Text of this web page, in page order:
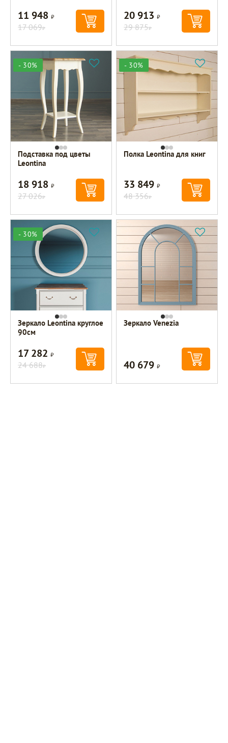
11 948Р
17 069Р
20 913Р
29 875Р
- 30%
Подставка под цветы
Leontina
18 918Р
27 026Р
- 30%
Полка Leontina для книг
33 849Р
48 356Р
- 30%
Зеркало Leontina круглое
90см
17 282Р
24 688Р
Зеркало Venezia
40 679Р